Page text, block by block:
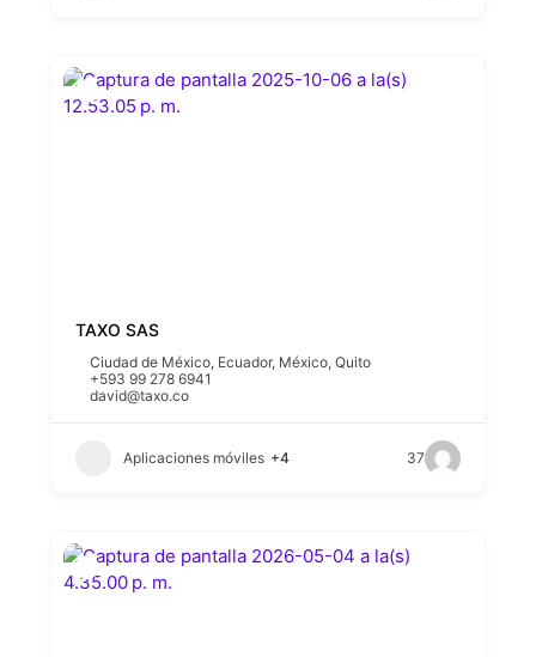
TAXO SAS
Ciudad de México, Ecuador, México,Quito
+593 99 278 6941
david@taxo.co
Aplicaciones móviles +4 37